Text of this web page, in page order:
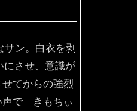
ン。白衣を剥
させ、意識が
てからの強烈
で「きもちぃ